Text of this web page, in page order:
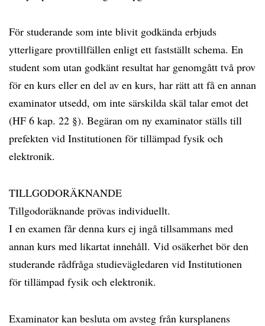
För studerande som inte blivit godkända erbjuds
ytterligare provtillfällen enligt ett fastställt schema. En
student som utan godkänt resultat har genomgått två prov
för en kurs eller en del av en kurs, har rätt att få en annan
examinator utsedd, om inte särskilda skäl talar emot det
(HF 6 kap. 22 §). Begäran om ny examinator ställs till
prefekten vid Institutionen för tillämpad fysik och
elektronik.
TILLGODORÄKNANDE
Tillgodoräknande prövas individuellt.
I en examen får denna kurs ej ingå tillsammans med
annan kurs med likartat innehåll. Vid osäkerhet bör den
studerande rådfråga studievägledaren vid Institutionen
för tillämpad fysik och elektronik.
Examinator kan besluta om avsteg från kursplanens